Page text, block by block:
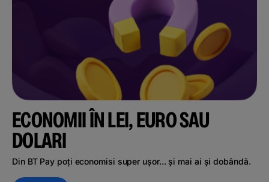
ECONOMII ÎN LEI, EURO SAU
DOLARI
Din BT Pay poți economisi super ușor... și mai ai și dobândă.